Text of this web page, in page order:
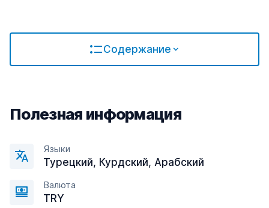
Содержание
Полезная информация
Языки
Турецкий, Курдский, Арабский
Валюта
TRY